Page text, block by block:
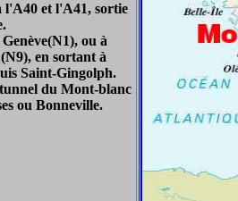
l'A40 et l'A41, sortie
ou à
en sortant à
Saint-Gingolph.
du Mont-blanc
ou Bonneville.